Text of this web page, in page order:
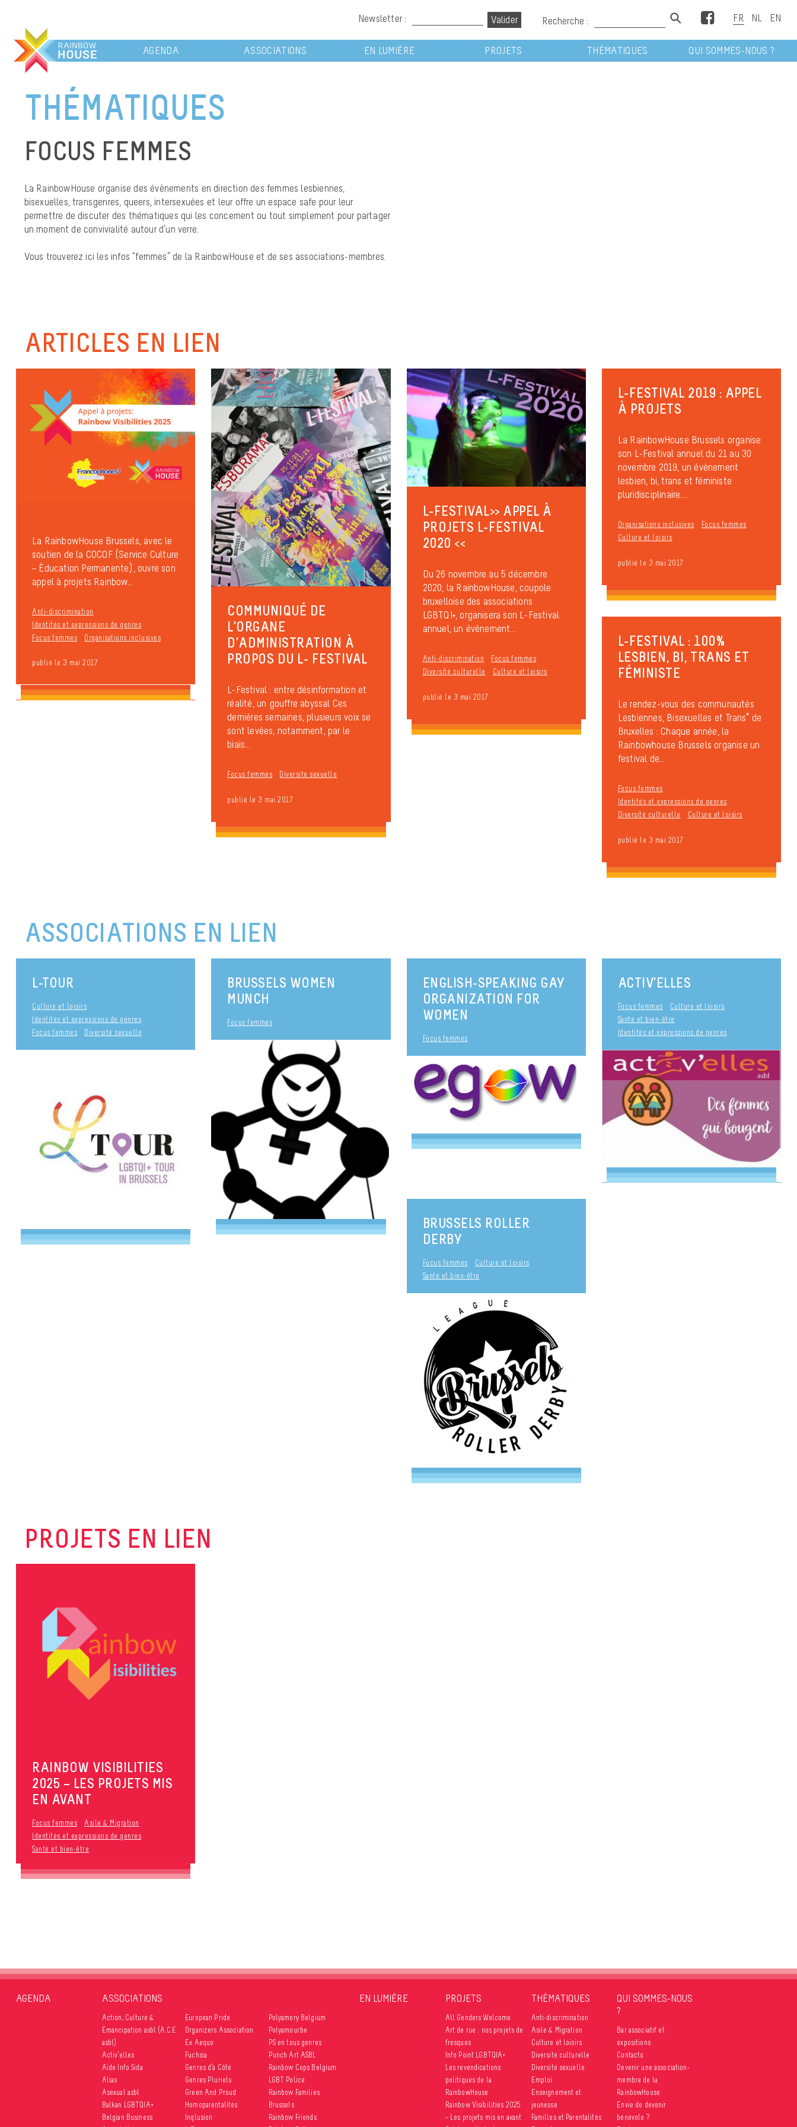
Newsletter : Recherche : Facebook
AGENDA ASSOCIATIONS EN LUMIÈRE PROJETS THÉMATIQUES QUI SOMMES-NOUS ?
THÉMATIQUES
FOCUS FEMMES
La RainbowHouse organise des évènements en direction des femmes lesbiennes,
bisexuelles, transgenres, queers, intersexuées et leur offre un espace safe pour leur
permettre de discuter des thématiques qui les concernent ou tout simplement pour partager
un moment de convivialité autour d’un verre.
Vous trouverez ici les infos “femmes” de la RainbowHouse et de ses associations-membres.
ARTICLES EN LIEN
La RainbowHouse Brussels, avec le
soutien de la COCOF (Service Culture
– Éducation Permanente), ouvre son
appel à projets Rainbow...
Anti-discrimination
Identités et expressions de genres
Focus femmes
Organisations inclusives
publié le 3 mai 2017
COMMUNIQUÉ DE
L’ORGANE
D’ADMINISTRATION À
PROPOS DU L- FESTIVAL
L-Festival : entre désinformation et
réalité, un gouffre abyssal Ces
dernières semaines, plusieurs voix se
sont levées, notamment, par le
biais...
Focus femmes Diversité sexuelle
publié le 3 mai 2017
L-FESTIVAL>> APPEL À
PROJETS L-FESTIVAL
2020 <<
Du 26 novembre au 5 décembre
2020, la RainbowHouse, coupole
bruxelloise des associations
LGBTQI+, organisera son L-Festival
annuel, un évènement...
Anti-discrimination
Focus femmes
Diversité culturelle
Culture et loisirs
publié le 3 mai 2017
L-FESTIVAL 2019 : APPEL
À PROJETS
La RainbowHouse Brussels organise
son L-Festival annuel du 21 au 30
novembre 2019, un évènement
lesbien, bi, trans et féministe
pluridisciplinaire....
Organisations inclusives
Focus femmes
Culture et loisirs
publié le 3 mai 2017
L-FESTIVAL : 100%
LESBIEN, BI, TRANS ET
FÉMINISTE
Le rendez-vous des communautés
Lesbiennes, Bisexuelles et Trans* de
Bruxelles : Chaque année, la
Rainbowhouse Brussels organise un
festival de...
Focus femmes
Identités et expressions de genres
Diversité culturelle
Culture et loisirs
publié le 3 mai 2017
ASSOCIATIONS EN LIEN
L-TOUR
Culture et loisirs
Identités et expressions de genres
Focus femmes
Diversité sexuelle
BRUSSELS WOMEN
MUNCH
Focus femmes
ENGLISH-SPEAKING GAY
ORGANIZATION FOR
WOMEN
Focus femmes
ACTIV’ELLES
Focus femmes
Culture et loisirs
Santé et bien-être
Identités et expressions de genres
BRUSSELS ROLLER
DERBY
Focus femmes
Culture et loisirs
Santé et bien-être
PROJETS EN LIEN
RAINBOW VISIBILITIES
2025 – LES PROJETS MIS
EN AVANT
Focus femmes
Asile & Migration
Identités et expressions de genres
Santé et bien-être
AGENDA ASSOCIATIONS
Action, Culture &
Émancipation asbl (A.C.E.
asbl)
Activ’elles
Aide Info Sida
Alias
Asexual asbl
Balkan LGBTQIA+
Belgian Business
European Pride
Organizers Association
Ex Aequo
Fuchsia
Genres d’à Côté
Genres Pluriels
Green And Proud
Homoparentalités
Inqlusion
Polyamory Belgium
Polyamour.be
PS en tous genres
Punch Art ASBL
Rainbow Cops Belgium
LGBT Police
Rainbow Families
Brussels
Rainbow Friends
EN LUMIÈRE PROJETS
All Genders Welcome
Art de rue : nos projets de
fresques
Info Point LGBTQIA+
Les revendications
politiques de la
RainbowHouse
Rainbow Visibilities 2025
– Les projets mis en avant
THÉMATIQUES
Anti-discrimination
Asile & Migration
Culture et loisirs
Diversité culturelle
Diversité sexuelle
Emploi
Enseignement et
jeunesse
Familles et Parentalités
QUI SOMMES-NOUS
?
Bar associatif et
expositions
Contacts
Devenir une association-
membre de la
RainbowHouse
Envie de devenir
bénévole ?